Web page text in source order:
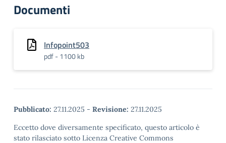
Documenti
Infopoint503
pdf - 1100 kb
Pubblicato: 27.11.2025 - Revisione: 27.11.2025
Eccetto dove diversamente specificato, questo articolo è
stato rilasciato sotto Licenza Creative Commons